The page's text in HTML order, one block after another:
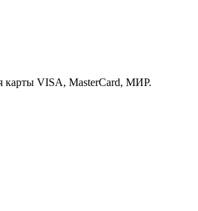
карты VISA, MasterCard, МИР.